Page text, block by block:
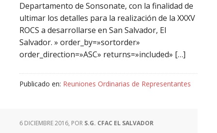
Departamento de Sonsonate, con la finalidad de
ultimar los detalles para la realización de la XXXV
ROCS a desarrollarse en San Salvador, El
Salvador. » order_by=»sortorder»
order_direction=»ASC» returns=»included» […]
Publicado en: Reuniones Ordinarias de Representantes
6 DICIEMBRE 2016, POR S.G. CFAC EL SALVADOR